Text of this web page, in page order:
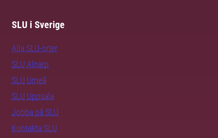
SLU i Sverige
Alla SLU-orter
SLU Alnarp
SLU Umeå
SLU Uppsala
Jobba på SLU
Kontakta SLU